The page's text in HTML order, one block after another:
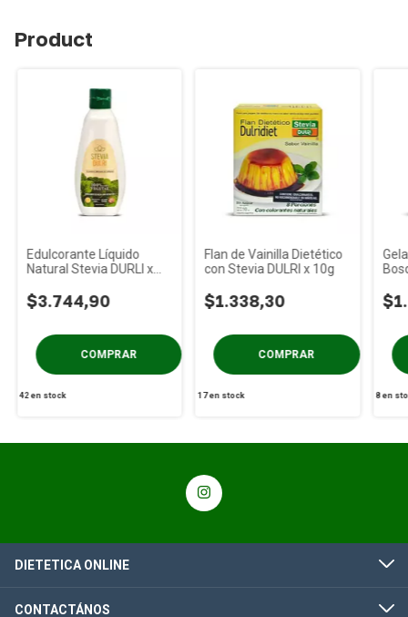
Product
Edulcorante Líquido
Natural Stevia DURLI x
$3.744,90
42en stock
Flan de Vainilla Dietético
con Stevia DULRI x 10g
$1.338,30
17en stock 8en
DIETETICA ONLINE
CONTACTÁNOS